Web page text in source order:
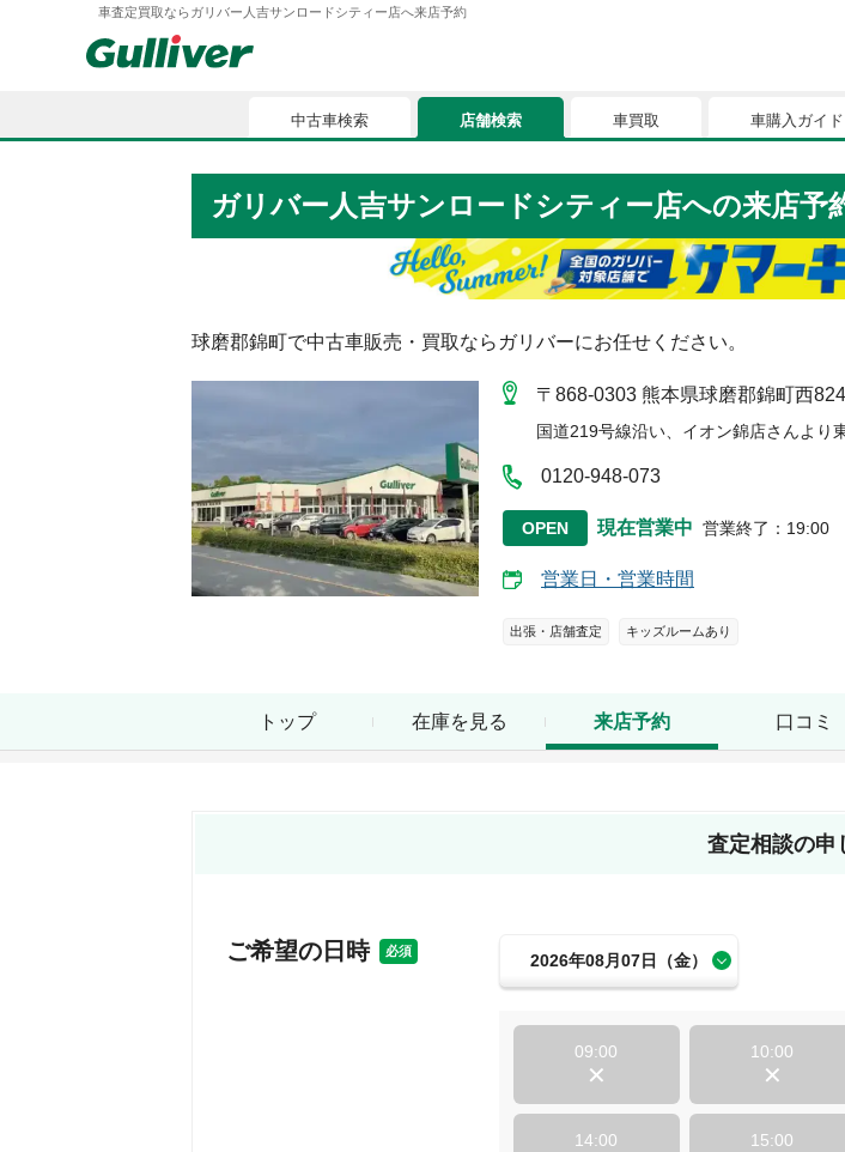
車査定買取ならガリバー人吉サンロードシティー店へ来店予約
中古車検索
現在、お気に入りに
お気に入りに登録すると、あなただけのお気
※「お気に入り」の登録
中古車検索 店舗検索 車買取 車購入ガイド
ガリバー人吉サンロードシティー店への来店予
球磨郡錦町で中古車販売・買取ならガリバーにお任せください。
〒868-0303 熊本県球磨郡錦町西
国道219号線沿い、イオン錦店さんより
0120-948-073
OPEN 現在営業中 営業終了 ： 19:00
営業日・営業時間
出張・店舗査定 キッズルームあり
トップ 在庫を見る 来店予約 口コミ
査定相談の申
ご希望の日時 必須
2026年08月07日（金）
09:00 10:00
14:00 15:00